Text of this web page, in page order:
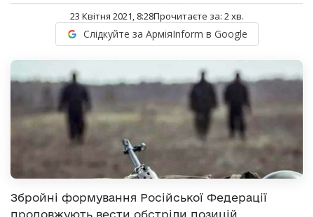
23 Квітня 2021, 8:28Прочитаєте за: 2хв.
Слідкуйте за АрміяInform в Google
Збройні формування Російської Федерації
продовжують вести обстріли позицій